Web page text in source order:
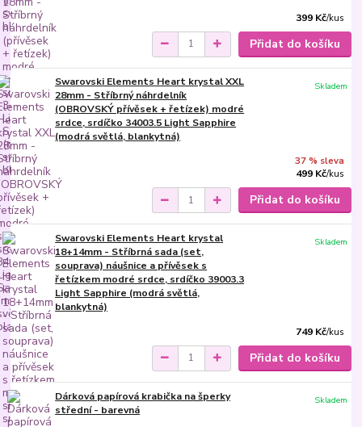
399 Kč/kus
Přidat do košíku
Swarovski Elements Heart krystal XXL
28mm - Stříbrný náhrdelník
(OBROVSKÝ přívěsek + řetízek) modré
srdce, srdíčko 34003.5 Light Sapphire
(modrá světlá, blankytná)
37 % sleva
499 Kč/kus
Skladem
Přidat do košíku
Swarovski Elements Heart krystal
18+14mm - Stříbrná sada (set,
souprava) náušnice a přívěsek s
řetízkem modré srdce, srdíčko 39003.3
Light Sapphire (modrá světlá,
blankytná)
749 Kč/kus
Skladem
Přidat do košíku
Dárková papírová krabička na šperky
střední - barevná
Skladem